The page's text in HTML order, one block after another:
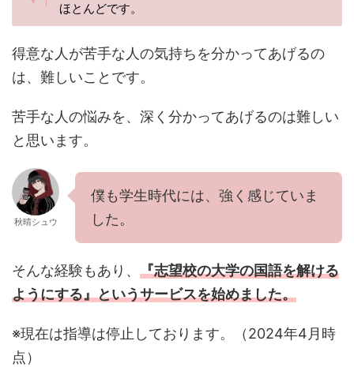
ほとんどです。
得意な人が苦手な人の気持ちを分かってあげるの
は、難しいことです。
苦手な人の悩みを、深く分かってあげるのは難しい
と思います。
秋晴シュウ
僕も学生時代には、強く感じていま
した。
そんな経験もあり、 『志望校の大学の国語を解ける
ようにする』というサービスを始めました。
※現在は指導は停止しております。（2024年4月時
点）